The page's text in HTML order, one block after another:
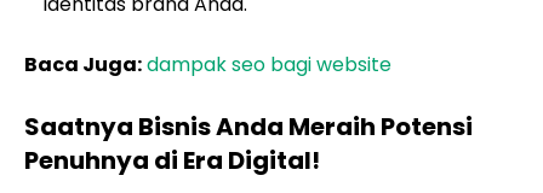
Baca Juga:dampak seo bagi website
Saatnya Bisnis Anda Meraih Potensi
Penuhnya di Era Digital!